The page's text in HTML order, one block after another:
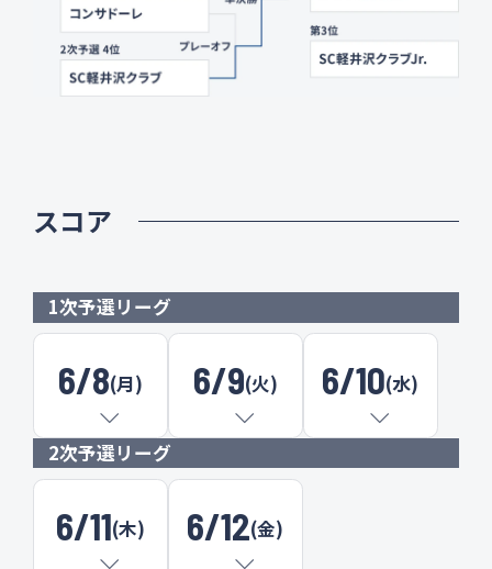
スコア
1次予選リーグ
6/8(月) 6/9(火) 6/10(水)
2次予選リーグ
6/11(木) 6/12(金)